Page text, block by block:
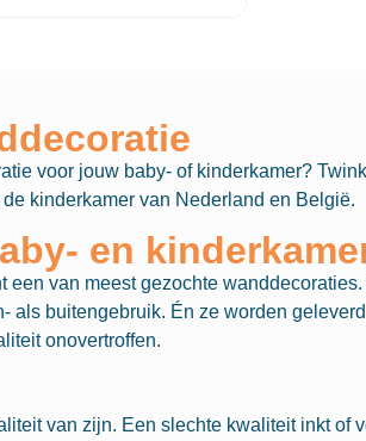
voor jouw baby- of kinderkamer?
kinderkamer van Nederland en België.
en
een van meest gezochte
als buitengebruik. Én ze worden
onovertroffen.
van zijn. Een slechte kwaliteit inkt of